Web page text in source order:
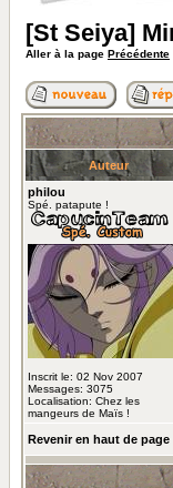
[St Seiya]
Aller à la page Précédente
Auteur
philou
Spé. patapute !
Inscrit le: 02 Nov 2007
Messages: 3075
Localisation: Chez les
mangeurs de Maïs !
Revenir en haut de page